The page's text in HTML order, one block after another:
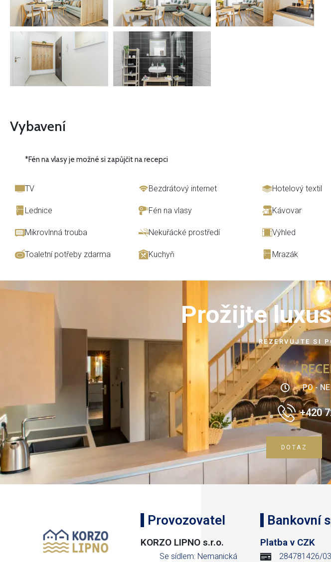
Vybavení
*Fén na vlasy je možné si zapůjčit na recepci
TV Bezdrátový internet Hotelový textil
Lednice Fén na vlasy Kávovar
Mikrovlnná trouba Nekuřácké prostředí Výhled
Toaletní potřeby zdarma Kuchyň Mrazák
Prožijte
REZERVUJTE SI
PO -
+420
DOTAZ
Provozovatel
KORZO LIPNO s.r.o.
Se sídlem: Nemanická
Bankovní
Platba v CZK
284781426/